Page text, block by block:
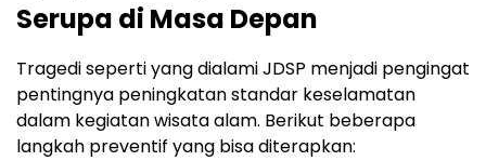
Serupa di Masa Depan
Tragedi seperti yang dialami JDSP menjadi pengingat
pentingnya peningkatan standar keselamatan
dalam kegiatan wisata alam. Berikut beberapa
langkah preventif yang bisa diterapkan: